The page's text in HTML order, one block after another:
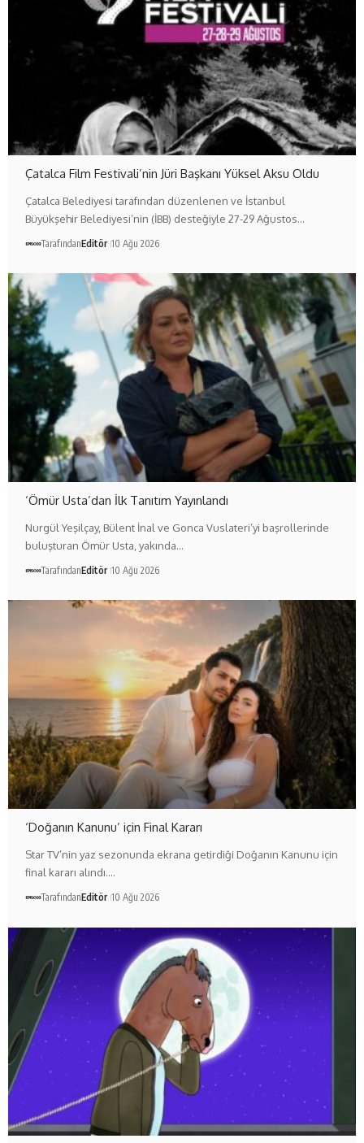
Çatalca Film Festivali’nin Jüri Başkanı Yüksel Aksu Oldu
Çatalca Belediyesi tarafından düzenlenen ve İstanbul
Büyükşehir Belediyesi’nin (İBB) desteğiyle 27-29 Ağustos…
TarafındanEditör 10 Ağu 2026
‘Ömür Usta’dan İlk Tanıtım Yayınlandı
Nurgül Yeşilçay, Bülent İnal ve Gonca Vuslateri’yi başrollerinde
buluşturan Ömür Usta, yakında…
TarafındanEditör 10 Ağu 2026
‘Doğanın Kanunu’ için Final Kararı
Star TV’nin yaz sezonunda ekrana getirdiği Doğanın Kanunu için
final kararı alındı.…
TarafındanEditör 10 Ağu 2026